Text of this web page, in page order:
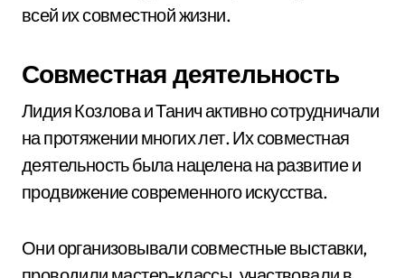
всей их совместной жизни.
Совместная деятельность
Лидия Козлова и Танич активно сотрудничали
на протяжении многих лет. Их совместная
деятельность была нацелена на развитие и
продвижение современного искусства.
Они организовывали совместные выставки,